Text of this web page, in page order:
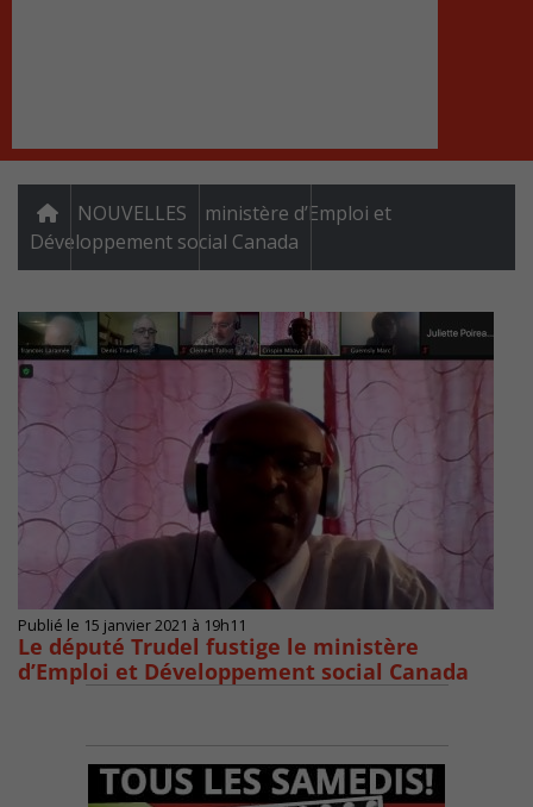
NOUVELLES
ministère d’Emploi et
Développement social Canada
Publié le 15 janvier 2021 à 19h11
Le député Trudel fustige le ministère
d’Emploi et Développement social Canada